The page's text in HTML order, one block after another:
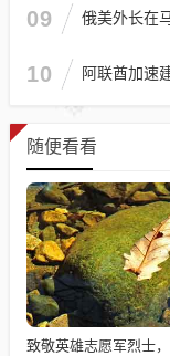
09 俄美外长在
10 阿联酋加速
随便看看